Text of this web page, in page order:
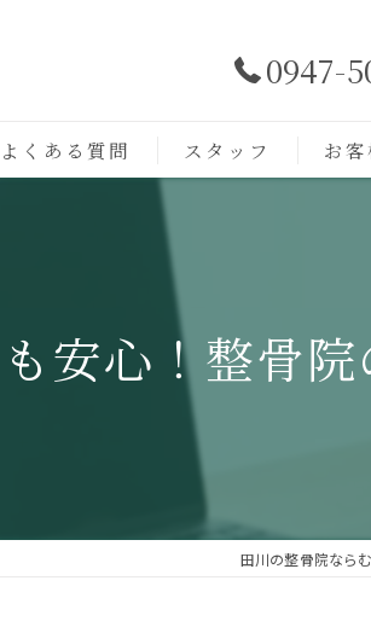
0947-
よくある質問 スタッフ お
安心！整骨
田川の整骨院なら